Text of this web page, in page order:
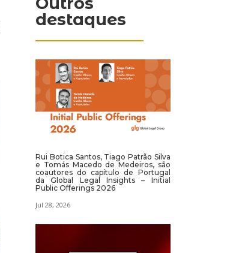
destaques
Rui Botica Santos, Tiago Patrão Silva
e Tomás Macedo de Medeiros, são
coautores do capítulo de Portugal
da Global Legal Insights – Initial
Public Offerings 2026
Jul 28, 2026